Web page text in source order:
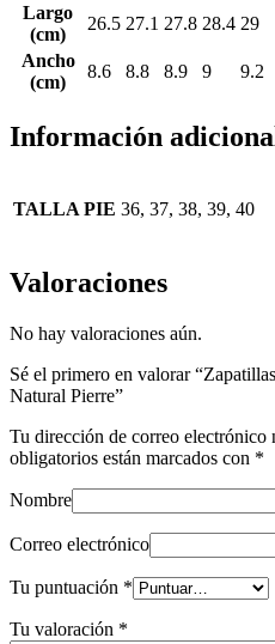
Largo
(cm)
26.5 27.1 27.8 28.4 29
Ancho
(cm)
8.6 8.8 8.9 9 9.2
Información
TALLA PIE 36, 37, 38, 39, 40
Valoraciones
No hay valoraciones aún.
Sé el primero en valorar
Natural Pierre”
Tu dirección de correo electrónico
obligatorios están marcados con *
Nombre
Correo electrónico
Tu puntuación *
Tu valoración *